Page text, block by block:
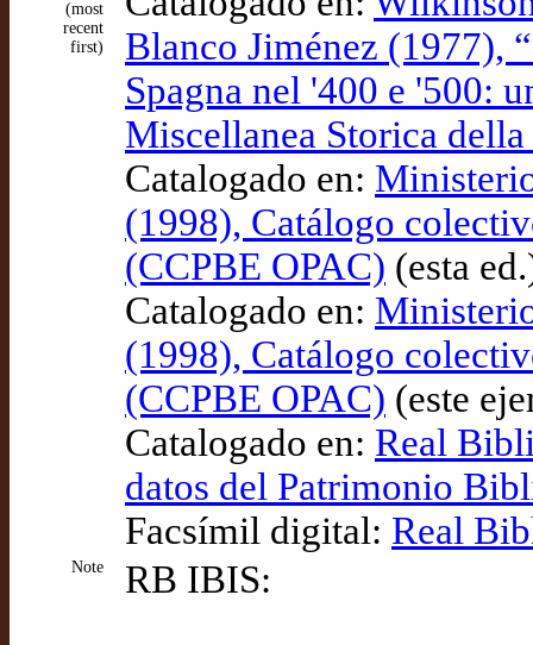
(most
recent
first)
Blanco Jiménez (1977),
Spagna nel '400 e '500:
Miscellanea Storica della
Catalogado en:
(1998), Catálogo
(CCPBE OPAC) (esta
Catalogado en:
(1998), Catálogo
(CCPBE OPAC) (este
Catalogado en: Real
datos del Patrimonio
Facsímil digital: Real
Note RB IBIS: